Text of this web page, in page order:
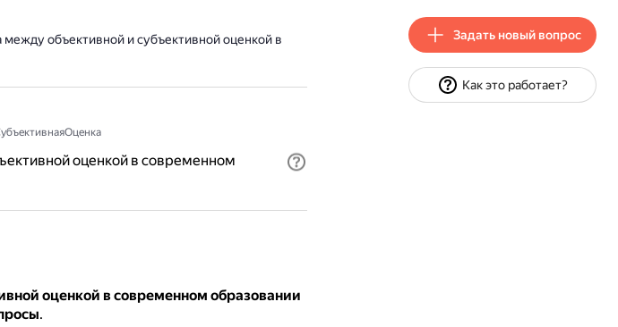
между объективной и субъективной оценкой в
оценкой в современном
оценкой в современном образовании
.
Задать новый вопрос
Как это работает?